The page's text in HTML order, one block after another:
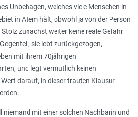
Unbehagen, welches viele Menschen in
in Atem hält, obwohl ja von der Person
zunächst weiter keine reale Gefahr
sie lebt zurückgezogen,
mit ihrem 70jährigen
und legt vermutlich keinen
darauf, in dieser trauten Klausur
niemand mit einer solchen Nachbarin und